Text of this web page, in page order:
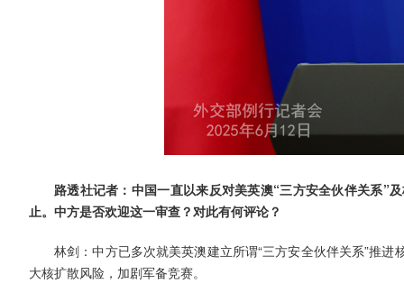
路透社记者：中国一直以来反对美英澳“三方安全伙伴关系”
止。中方是否欢迎这一审查？对此有何评论？
林剑：中方已多次就美英澳建立所谓“三方安全伙伴关系”推
大核扩散风险，加剧军备竞赛。